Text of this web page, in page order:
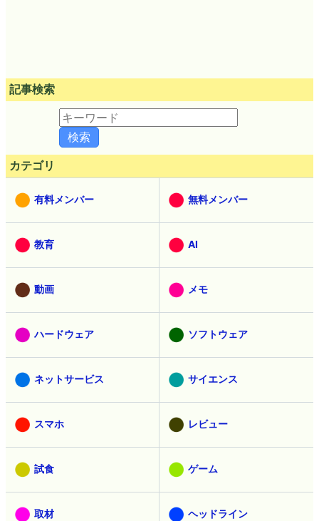
記事検索
カテゴリ
有料メンバー 無料メンバー
教育 AI
動画 メモ
ハードウェア ソフトウェア
ネットサービス サイエンス
スマホ レビュー
試食 ゲーム
取材 ヘッドライン